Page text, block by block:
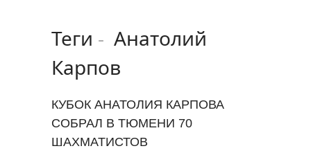
Теги - Анатолий
Карпов
КУБОК АНАТОЛИЯ КАРПОВА
СОБРАЛ В ТЮМЕНИ 70
ШАХМАТИСТОВ